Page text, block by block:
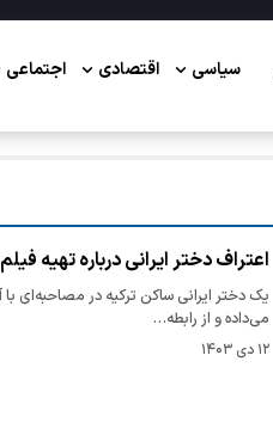
سیاسی اقتصادی اجتماعی
اعتراف دختر ایرانی درباره تهیه
یک دختر ایرانی ساکن ترکیه در مصاحبه‌ای با
می‌داده و از رابطه…
۱۲ دی ۱۴۰۳